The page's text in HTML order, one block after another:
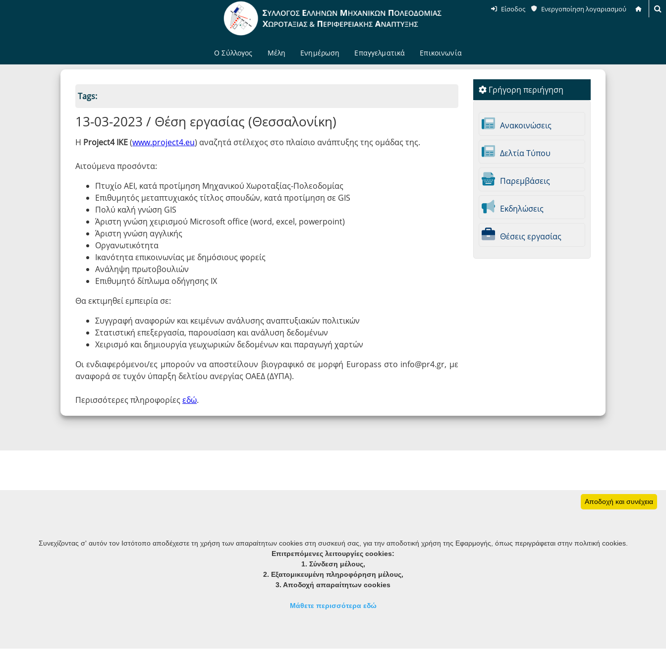
Ο Σύλλογος Μέλη Ενημέρωση Επαγγελματικά Επικοινωνία
Είσοδος Ενεργοποίηση λογαριασμού
Tags:
13-03-2023 / Θέση εργασίας (Θεσσαλονίκη)
Η Project4 IKE(www.project4.eu) αναζητά στέλεχος στο πλαίσιο ανάπτυξης της ομάδας της.
Αιτούμενα προσόντα:
Πτυχίο ΑΕΙ, κατά προτίμηση Μηχανικού Χωροταξίας-Πολεοδομίας
Επιθυμητός μεταπτυχιακός τίτλος σπουδών, κατά προτίμηση σε GIS
Πολύ καλή γνώση GIS
Άριστη γνώση χειρισμού Microsoft office (word, excel, powerpoint)
Άριστη γνώση αγγλικής
Οργανωτικότητα
Ικανότητα επικοινωνίας με δημόσιους φορείς
Ανάληψη πρωτοβουλιών
Επιθυμητό δίπλωμα οδήγησης ΙΧ
Θα εκτιμηθεί εμπειρία σε:
Συγγραφή αναφορών και κειμένων ανάλυσης αναπτυξιακών πολιτικών
Στατιστική επεξεργασία, παρουσίαση και ανάλυση δεδομένων
Χειρισμό και δημιουργία γεωχωρικών δεδομένων και παραγωγή χαρτών
Οι ενδιαφερόμενοι/ες μπορούν να αποστείλουν βιογραφικό σε μορφή Europass στο info@pr4.gr, με
αναφορά σε τυχόν ύπαρξη δελτίου ανεργίας ΟΑΕΔ (ΔΥΠΑ).
Περισσότερες πληροφορίες εδώ.
Γρήγορη περιήγηση
Ανακοινώσεις
Δελτία Τύπου
Παρεμβάσεις
Εκδηλώσεις
Θέσεις εργασίας
Σύλλογος Ελλήνων Μηχανικών Πολεοδομίας, Χωροταξίας
Πολιτική απορρήτου / Προστασία Προσωπικών Δεδομένων
Γενικοί όροι χρήσης
Πολιτική / Τρόποι πληρωμής συνδρομών
Αποδοχή και συνέχεια
Συνεχίζοντας σ' αυτόν τον Ιστότοπο αποδέχεστε τη χρήση των απαραίτητων cookies στη συσκευή σας, για την αποδοτική χρήση της Εφαρμογής, όπως περιγράφεται στην πολιτική cookies.
Επιτρεπόμενες λειτουργίες cookies:
1. Σύνδεση μέλους,
2. Εξατομικευμένη πληροφόρηση μέλους,
3. Αποδοχή απαραίτητων cookies
Μάθετε περισσότερα εδώ